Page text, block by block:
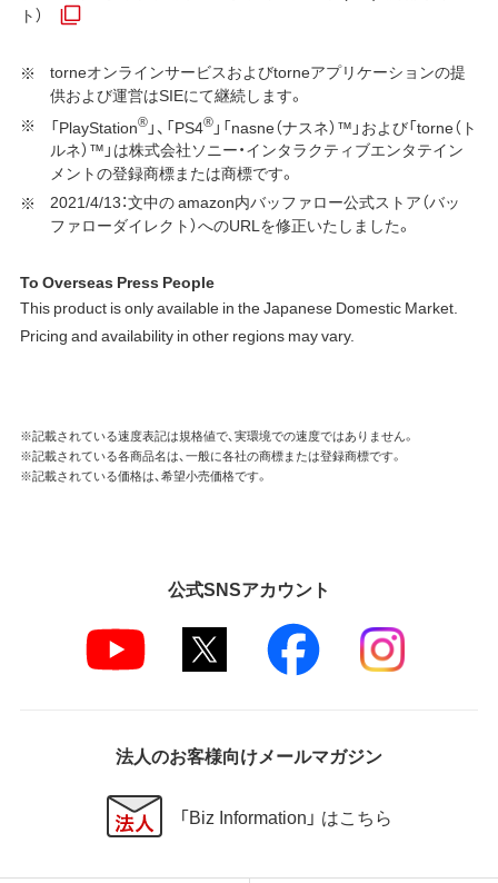
ト）
torneオンラインサービスおよびtorneアプリケーションの提
供および運営はSIEにて継続します。
「PlayStation®」、「PS4®」「nasne（ナスネ）™」および「torne（ト
ルネ）™」は株式会社ソニー・インタラクティブエンタテイン
メントの登録商標または商標です。
2021/4/13：文中の amazon内バッファロー公式ストア（バッ
ファローダイレクト）へのURLを修正いたしました。
To Overseas Press People
This product is only available in the Japanese Domestic Market.
Pricing and availability in other regions may vary.
※記載されている速度表記は規格値で、実環境での速度ではありません。
※記載されている各商品名は、一般に各社の商標または登録商標です。
※記載されている価格は、希望小売価格です。
公式SNSアカウント
法人のお客様向けメールマガジン
「Biz Information」 はこちら